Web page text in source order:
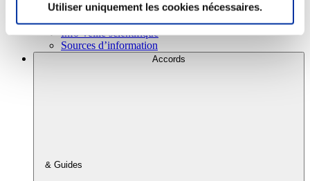
Utiliser uniquement les cookies nécessaires.
Viandes et santé
Juste rémunération et attractivité des métiers
Info-veille scientifique
Sources d’information
Accords
& Guides